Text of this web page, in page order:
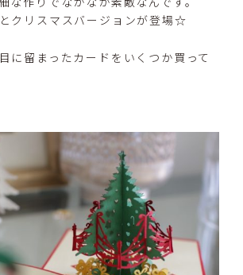
クリスマスバージョンが登場☆
に留まったカードをいくつか買って